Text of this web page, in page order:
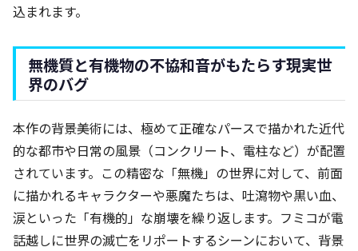
込まれます。
無機質と有機物の不協和音がもたらす現実世
界のバグ
本作の背景美術には、極めて正確なパースで描かれた近代
的な都市や日常の風景（コンクリート、電柱など）が配置
されています。この精密な「無機」の世界に対して、前面
に描かれるキャラクターや悪魔たちは、吐瀉物や黒い血、
涙といった「有機的」な崩壊を繰り返します。フミコが電
話越しに世界の滅亡をリポートするシーンにおいて、背景